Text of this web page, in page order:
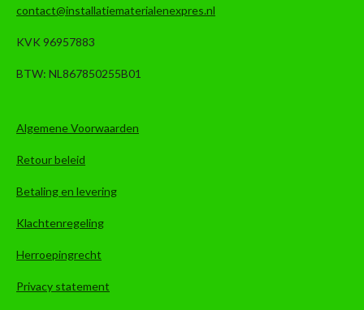
contact@installatiematerialenexpres.nl
KVK 96957883
BTW: NL867850255B01
Algemene Voorwaarden
Retour beleid
Betaling en levering
Klachtenregeling
Herroepingrecht
Privacy statement